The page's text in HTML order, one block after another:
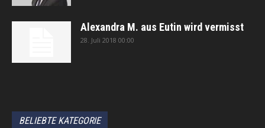
Alexandra M. aus Eutin wird vermisst
28. Juli 2018 00:00
BELIEBTE KATEGORIE